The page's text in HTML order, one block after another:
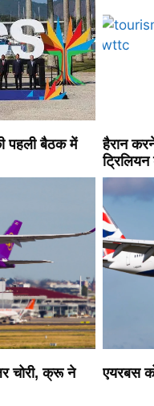
पहली बैठक में
हैरान
ट्रिलियन
चोरी, क्रू ने
एयरबस